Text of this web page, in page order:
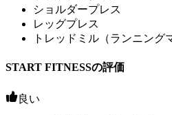
ショルダープレス
レッグプレス
トレッドミル（ランニング
START FITNESSの評価
良い